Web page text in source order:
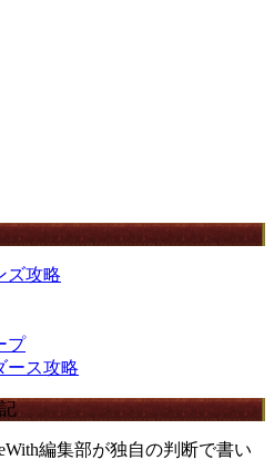
ズ攻略
プ
ース攻略
編集部が独自の判断で書い